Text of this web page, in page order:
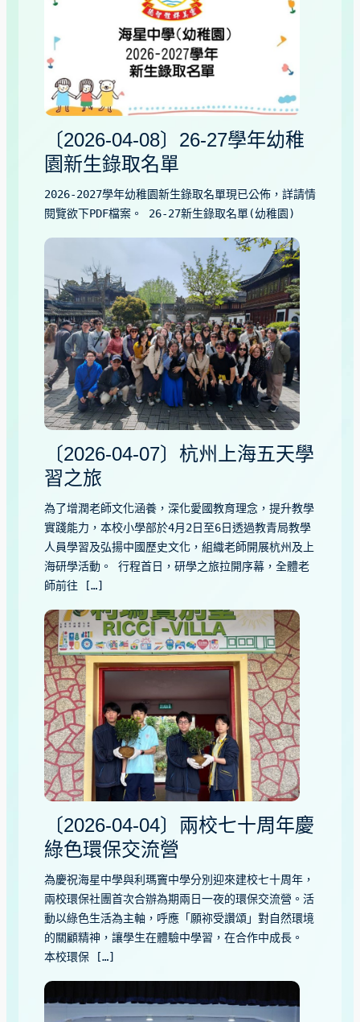
〔2026-04-08〕26-27學年幼稚
園新生錄取名單
2026-2027學年幼稚園新生錄取名單現已公佈，詳請情
閱覽欲下PDF檔案。 26-27新生錄取名單(幼稚園)
〔2026-04-07〕杭州上海五天學
習之旅
為了增潤老師文化涵養，深化愛國教育理念，提升教學
實踐能力，本校小學部於4月2日至6日透過教青局教學
人員學習及弘揚中國歷史文化，組織老師開展杭州及上
海研學活動。 行程首日，研學之旅拉開序幕，全體老
師前往 […]
〔2026-04-04〕兩校七十周年慶
綠色環保交流營
為慶祝海星中學與利瑪竇中學分別迎來建校七十周年，
兩校環保社團首次合辦為期兩日一夜的環保交流營。活
動以綠色生活為主軸，呼應「願祢受讚頌」對自然環境
的關顧精神，讓學生在體驗中學習，在合作中成長。
本校環保 […]